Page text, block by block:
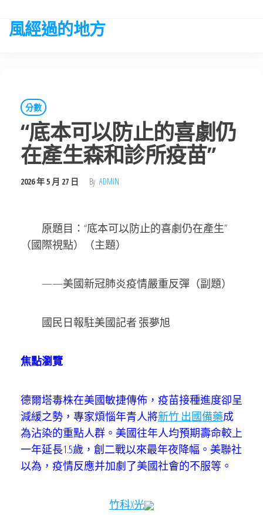
the
風經過的地方
分數
“底本可以防止的喜劇仍
在產生森和診所疫苗”
2026 年 5 月 27 日 By ADMIN
原題目：“底本可以防止的喜劇仍在產生”
（國際視點）（主題）
——美國新冠肺炎疫情嚴重反彈（副題）
國民日報駐美國記者 張夢旭
焦點瀏覽
德爾塔毒株在美國敏捷傳佈，疫苗接種進度卻呈
減緩之勢，專家煩惱年青人將新竹 出國備藥成
為沾染的重點人群。美國往年人均預期壽命較上
一年延長1.5歲，創二戰以來最年夜降幅。美聯社
以為，疫情反應并加劇了美國社會的不服等。
竹科X光